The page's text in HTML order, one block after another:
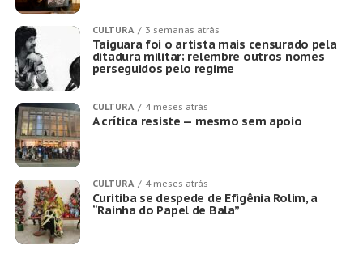
CULTURA 3 semanas atrás
Taiguara foi o artista mais censurado pela
ditadura militar; relembre outros nomes
perseguidos pelo regime
CULTURA 4 meses atrás
A crítica resiste — mesmo sem apoio
CULTURA 4 meses atrás
Curitiba se despede de Efigênia Rolim, a
“Rainha do Papel de Bala”